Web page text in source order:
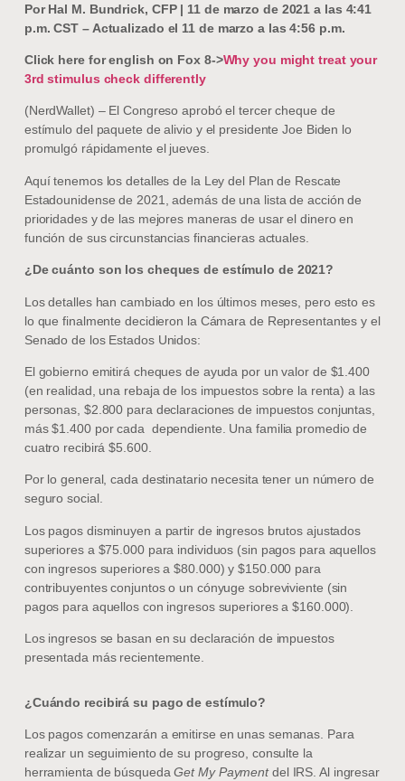
Por Hal M. Bundrick, CFP | 11 de marzo de 2021 a las 4:41
p.m. CST – Actualizado el 11 de marzo a las 4:56 p.m.
Click here for english on Fox 8->Why you might treat your
3rd stimulus check differently
(NerdWallet) – El Congreso aprobó el tercer cheque de
estímulo del paquete de alivio y el presidente Joe Biden lo
promulgó rápidamente el jueves.
Aquí tenemos los detalles de la Ley del Plan de Rescate
Estadounidense de 2021, además de una lista de acción de
prioridades y de las mejores maneras de usar el dinero en
función de sus circunstancias financieras actuales.
¿De cuánto son los cheques de estímulo de 2021?
Los detalles han cambiado en los últimos meses, pero esto es
lo que finalmente decidieron la Cámara de Representantes y el
Senado de los Estados Unidos:
El gobierno emitirá cheques de ayuda por un valor de $1.400
(en realidad, una rebaja de los impuestos sobre la renta) a las
personas, $2.800 para declaraciones de impuestos conjuntas,
más $1.400 por cada dependiente. Una familia promedio de
cuatro recibirá $5.600.
Por lo general, cada destinatario necesita tener un número de
seguro social.
Los pagos disminuyen a partir de ingresos brutos ajustados
superiores a $75.000 para individuos (sin pagos para aquellos
con ingresos superiores a $80.000) y $150.000 para
contribuyentes conjuntos o un cónyuge sobreviviente (sin
pagos para aquellos con ingresos superiores a $160.000).
Los ingresos se basan en su declaración de impuestos
presentada más recientemente.
¿Cuándo recibirá su pago de estímulo?
Los pagos comenzarán a emitirse en unas semanas. Para
realizar un seguimiento de su progreso, consulte la
herramienta de búsquedaGet My Paymentdel IRS. Al ingresar